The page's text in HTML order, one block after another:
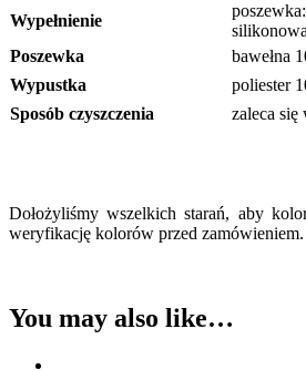
Wypełnienie
Poszewka
bawełna
Wypustka
poliester
Sposób czyszczenia
zaleca się
Dołożyliśmy wszelkich starań, aby
weryfikację kolorów przed zamówieniem.
You may also like…